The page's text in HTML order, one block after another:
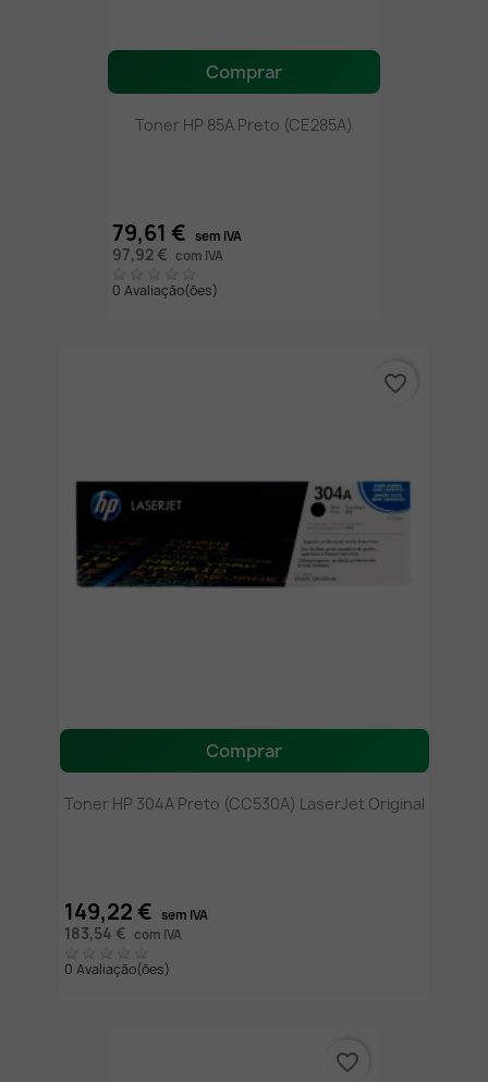
Comprar
Toner HP 85A Preto (CE285A)
79,61 € sem IVA
97,92 € com IVA
0 Avaliação(ões)
Comprar
Toner HP 304A Preto (CC530A) LaserJet Original
149,22 € sem IVA
183,54 € com IVA
0 Avaliação(ões)
favorite_border
favorite_border